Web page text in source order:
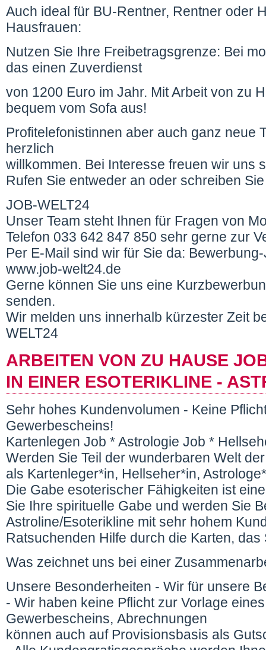
Auch ideal für BU-Rentner, Rentner oder
Hausfrauen:
Nutzen Sie Ihre Freibetragsgrenze: Bei
das einen Zuverdienst
von 1200 Euro im Jahr. Mit Arbeit von zu
bequem vom Sofa aus!
Profitelefonistinnen aber auch ganz neue
herzlich
willkommen. Bei Interesse freuen wir uns
Rufen Sie entweder an oder schreiben
JOB-WELT24
Unser Team steht Ihnen für Fragen von
Telefon 033 642 847 850 sehr gerne zur
Per E-Mail sind wir für Sie da:
www.job-welt24.de
Gerne können Sie uns eine
senden.
Wir melden uns innerhalb kürzester Zeit
WELT24
ARBEITEN VON ZU HAUSE
IN EINER ESOTERIKLINE -
Sehr hohes Kundenvolumen - Keine
Gewerbescheins!
Kartenlegen Job * Astrologie Job *
Werden Sie Teil der wunderbaren Welt
als Kartenleger*in, Hellseher*in,
Die Gabe esoterischer Fähigkeiten ist
Sie Ihre spirituelle Gabe und werden Sie
Astroline/Esoterikline mit sehr hohem
Ratsuchenden Hilfe durch die Karten,
Was zeichnet uns bei einer
Unsere Besonderheiten - Wir für unsere
- Wir haben keine Pflicht zur Vorlage eines
Gewerbescheins, Abrechnungen
können auch auf Provisionsbasis als